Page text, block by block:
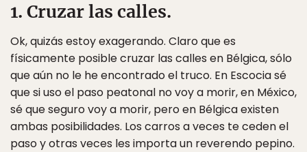
1. Cruzar las calles.
Ok, quizás estoy exagerando. Claro que es
físicamente posible cruzar las calles en Bélgica, sólo
que aún no le he encontrado el truco. En Escocia sé
que si uso el paso peatonal no voy a morir, en México,
sé que seguro voy a morir, pero en Bélgica existen
ambas posibilidades. Los carros a veces te ceden el
paso y otras veces les importa un reverendo pepino.